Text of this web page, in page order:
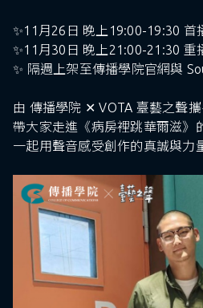
✨11月26日 晚上19:00-19:30 首
✨11月30日 晚上21:00-21:30 重
✨ 隔週上架至傳播學院官網與
由 傳播學院 ✕ VOTA 臺藝之聲攜
帶大家走進《病房裡跳華爾滋》
一起用聲音感受創作的真誠與力